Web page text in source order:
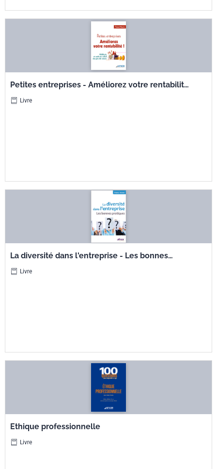
Petites entreprises - Améliorez votre rentabilité
! - Méthode et outils de calcul des prix de
revient
Livre
La diversité dans l'entreprise - Les bonnes
pratiques
Livre
Ethique professionnelle
Livre